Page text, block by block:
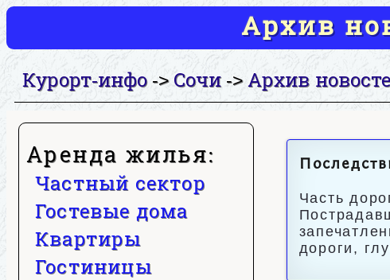
Архив
Курорт-инфо-> Сочи->Архив
Аренда жилья:
Частный сектор
Гостевые дома
Квартиры
Гостиницы
Часть
дороги,